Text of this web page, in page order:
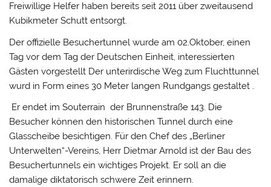
Freiwillige Helfer haben bereits seit 2011 über zweitausend
Kubikmeter Schutt entsorgt.
Der offizielle Besuchertunnel wurde am 02.Oktober, einen
Tag vor dem Tag der Deutschen Einheit, interessierten
Gästen vorgestellt Der unterirdische Weg zum Fluchttunnel
wurd in Form eines 30 Meter langen Rundgangs gestaltet .
Er endet im Souterrain der Brunnenstraße 143. Die
Besucher können den historischen Tunnel durch eine
Glasscheibe besichtigen. Für den Chef des „Berliner
Unterwelten“-Vereins, Herr Dietmar Arnold ist der Bau des
Besuchertunnels ein wichtiges Projekt. Er soll an die
damalige diktatorisch schwere Zeit erinnern.